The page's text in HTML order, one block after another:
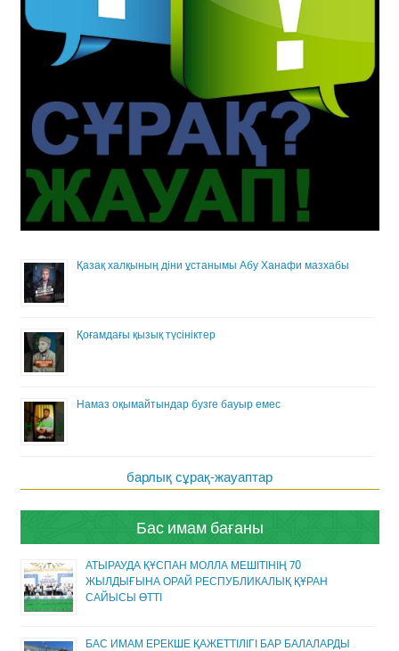
Қазақ халқының діни ұстанымы Абу Ханафи мазхабы
Қоғамдағы қызық түсініктер
Намаз оқымайтындар бузге бауыр емес
барлық сұрақ-жауаптар
Бас имам бағаны
АТЫРАУДА ҚҰСПАН МОЛЛА МЕШІТІНІҢ 70
ЖЫЛДЫҒЫНА ОРАЙ РЕСПУБЛИКАЛЫҚ ҚҰРАН
САЙЫСЫ ӨТТІ
БАС ИМАМ ЕРЕКШЕ ҚАЖЕТТІЛІГІ БАР БАЛАЛАРДЫ